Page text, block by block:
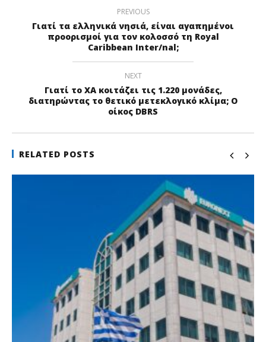
PREVIOUS
Γιατί τα ελληνικά νησιά, είναι αγαπημένοι
προορισμοί για τον κολοσσό τη Royal
Caribbean Inter/nal;
NEXT
Γιατί το ΧΑ κοιτάζει τις 1.220 μονάδες,
διατηρώντας το θετικό μετεκλογικό κλίμα; Ο
οίκος DBRS
RELATED POSTS